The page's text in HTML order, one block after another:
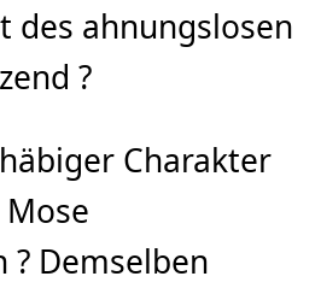
des ahnungslosen
?
Charakter
? Demselben